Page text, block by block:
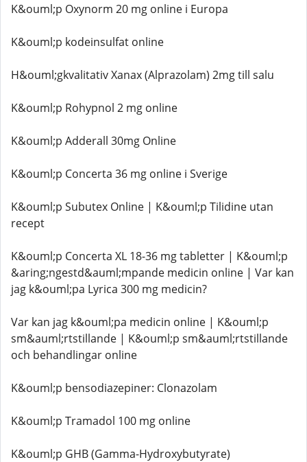
K&ouml;p Oxynorm 20 mg online i Europa
K&ouml;p kodeinsulfat online
H&ouml;gkvalitativ Xanax (Alprazolam) 2mg till salu
K&ouml;p Rohypnol 2 mg online
K&ouml;p Adderall 30mg Online
K&ouml;p Concerta 36 mg online i Sverige
K&ouml;p Subutex Online | K&ouml;p Tilidine utan
recept
K&ouml;p Concerta XL 18-36 mg tabletter | K&ouml;p
&aring;ngestd&auml;mpande medicin online | Var kan
jag k&ouml;pa Lyrica 300 mg medicin?
Var kan jag k&ouml;pa medicin online | K&ouml;p
sm&auml;rtstillande | K&ouml;p sm&auml;rtstillande
och behandlingar online
K&ouml;p bensodiazepiner: Clonazolam
K&ouml;p Tramadol 100 mg online
K&ouml;p GHB (Gamma-Hydroxybutyrate)